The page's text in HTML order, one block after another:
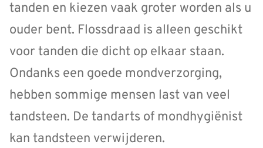
tanden en kiezen vaak groter worden als u
ouder bent. Flossdraad is alleen geschikt
voor tanden die dicht op elkaar staan.
Ondanks een goede mondverzorging,
hebben sommige mensen last van veel
tandsteen. De tandarts of mondhygiënist
kan tandsteen verwijderen.